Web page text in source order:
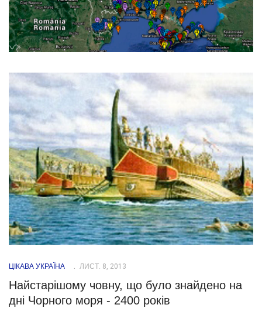
ЦІКАВА УКРАЇНА ЛИСТ. 8, 2013
Найстарішому човну, що було знайдено на
дні Чорного моря - 2400 років